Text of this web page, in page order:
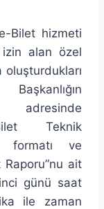
Bilet hizmeti
izin alan özel
adresinde
Teknik
formatı ve
Raporu”nu ait
günü saat
ile zaman